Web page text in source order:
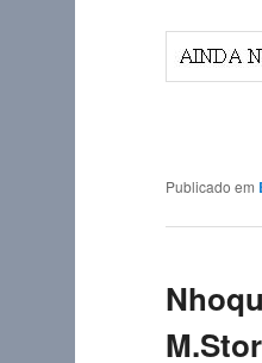
Publicado em